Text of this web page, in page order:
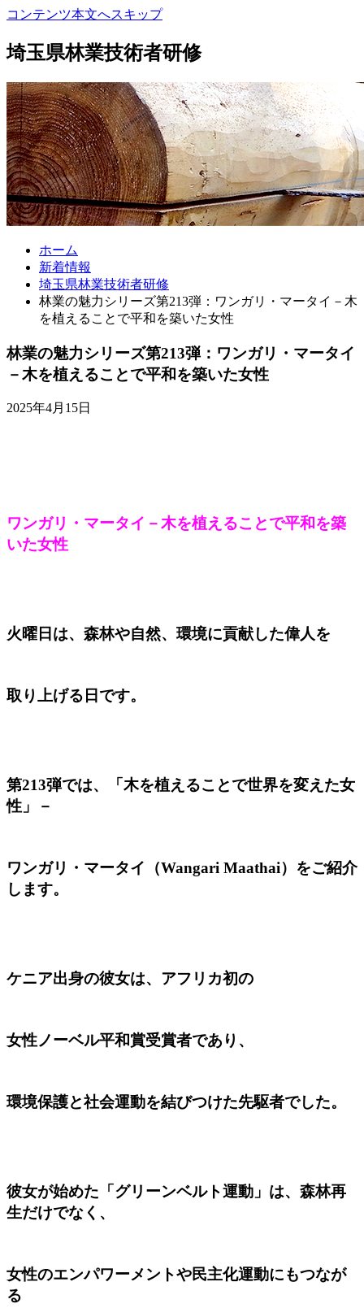
コンテンツ本文へスキップ
埼玉県林業技術者研修
ホーム
新着情報
埼玉県林業技術者研修
林業の魅力シリーズ第213弾：ワンガリ・マータイ－木
を植えることで平和を築いた女性
林業の魅力シリーズ第213弾：ワンガリ・マータイ
－木を植えることで平和を築いた女性
2025年4月15日
ワンガリ・マータイ－木を植えることで平和を築
いた女性
火曜日は、森林や自然、環境に貢献した偉人を
取り上げる日です。
第213弾では、「木を植えることで世界を変えた女
性」－
ワンガリ・マータイ（Wangari Maathai）をご紹介
します。
ケニア出身の彼女は、アフリカ初の
女性ノーベル平和賞受賞者であり、
環境保護と社会運動を結びつけた先駆者でした。
彼女が始めた「グリーンベルト運動」は、森林再
生だけでなく、
女性のエンパワーメントや民主化運動にもつなが
る